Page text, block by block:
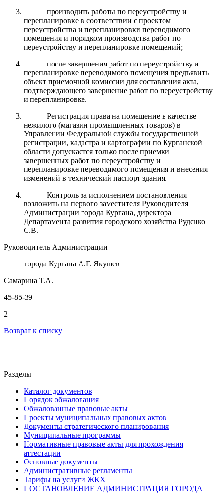
производить работы по переустройству и
перепланировке в соответствии с проектом
переустройства и перепланировки переводимого
помещения и порядком производства работ по
переустройству и перепланировке помещений;
после завершения работ по переустройству и
перепланировке переводимого помещения предъявить
объект приемочной комиссии для составления акта,
подтверждающего завершение работ по переустройству
и перепланировке.
Регистрация права на помещение в качестве
нежилого (магазин промышленных товаров) в
Управлении Федеральной службы государственной
регистрации, кадастра и картографии по Курганской
области допускается только после приемки
завершенных работ по переустройству и
перепланировке переводимого помещения и внесения
изменений в технический паспорт здания.
Контроль за исполнением постановления
возложить на первого заместителя Руководителя
Администрации города Кургана, директора
Департамента развития городского хозяйства Руденко
С.В.
Руководитель Администрации
города Кургана А.Г. Якушев
Самарина Т.А.
45-85-39
2
Возврат к списку
Разделы
Каталог документов
Порядок обжалования
Обжалованные правовые акты
Проекты муниципальных правовых актов
Документы стратегического планирования
Муниципальные программы
Нормативные правовые акты для прохождения
аттестации
Основные документы
Административные регламенты
Тарифы на услуги ЖКХ
ПОСТАНОВЛЕНИЕ АДМИНИСТРАЦИЯ ГОРОДА